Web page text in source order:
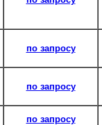
по запросу
по запросу
по запросу